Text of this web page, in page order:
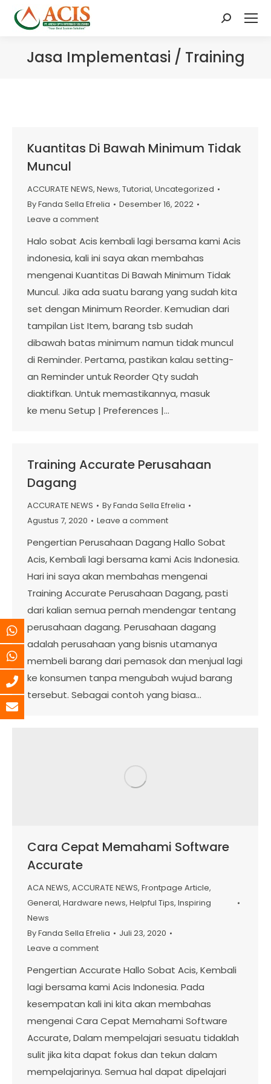
Search:
Jasa Implementasi / Training
Kuantitas Di Bawah Minimum Tidak
Muncul
ACCURATE NEWS, News, Tutorial, Uncategorized
ByFanda Sella Efrelia
Desember 16, 2022
Leave a comment
Halo sobat Acis kembali lagi bersama kami Acis
indonesia, kali ini saya akan membahas
mengenai Kuantitas Di Bawah Minimum Tidak
Muncul. Jika ada suatu barang yang sudah kita
set dengan Minimum Reorder. Kemudian dari
tampilan List Item, barang tsb sudah
dibawah batas minimum namun tidak muncul
di Reminder. Pertama, pastikan kalau setting-
an Reminder untuk Reorder Qty sudah
diaktifkan. Untuk memastikannya, masuk
ke menu Setup | Preferences |…
Training Accurate Perusahaan
Dagang
ACCURATE NEWS ByFanda Sella Efrelia
Agustus 7, 2020
Leave a comment
Pengertian Perusahaan Dagang Hallo Sobat
Acis, Kembali lagi bersama kami Acis Indonesia.
Hari ini saya akan membahas mengenai
Training Accurate Perusahaan Dagang, pasti
dari kalian semua pernah mendengar tentang
perusahaan dagang. Perusahaan dagang
adalah perusahaan yang bisnis utamanya
membeli barang dari pemasok dan menjual lagi
ke konsumen tanpa mengubah wujud barang
tersebut. Sebagai contoh yang biasa…
Cara Cepat Memahami Software
Accurate
ACA NEWS, ACCURATE NEWS, Frontpage Article,
General, Hardware news, Helpful Tips, Inspiring
News
ByFanda Sella Efrelia
Juli 23, 2020
Leave a comment
Pengertian Accurate Hallo Sobat Acis, Kembali
lagi bersama kami Acis Indonesia. Pada
kesempatan kali ini kita akan membahas
mengenai Cara Cepat Memahami Software
Accurate, Dalam mempelajari sesuatu tidaklah
sulit jika kita dapat fokus dan tekun dalam
mempelajarinya. Semua hal dapat dipelajari